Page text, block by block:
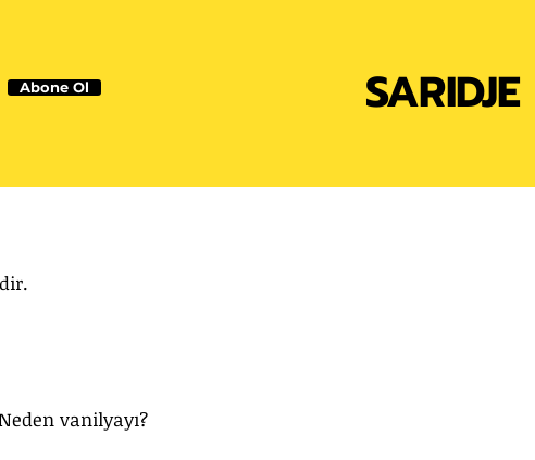
Abone Ol SARIDJE
vanilyayı?